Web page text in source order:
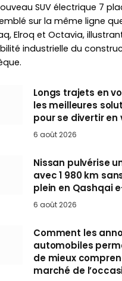
SUV électrique 7
sur la même ligne
Elroq et Octavia,
industrielle du
Longs trajets en
les meilleures
pour se divertir en
6 août 2026
Nissan pulvérise
avec 1 980 km
plein en Qashqai
6 août 2026
Comment les
automobiles
de mieux
marché de